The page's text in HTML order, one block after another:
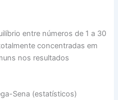
entre números de 1 a 30
concentradas em
nos resultados
Sena (estatísticos)